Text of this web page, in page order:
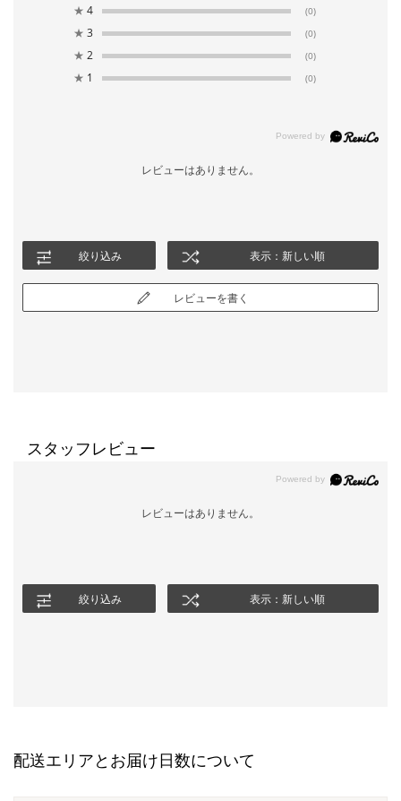
★ 4 (0)
★ 3 (0)
★ 2 (0)
★ 1 (0)
レビューはありません。
絞り込み 表示：新しい順
レビューを書く
スタッフレビュー
レビューはありません。
絞り込み 表示：新しい順
配送エリアとお届け日数について